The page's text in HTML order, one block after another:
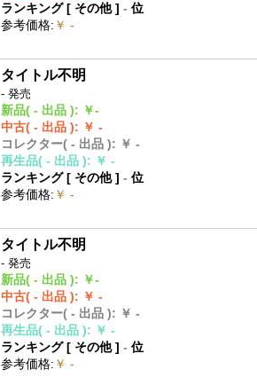
ランキング [ その他]- 位
参考価格: ￥ -
タイトル不明
- 発売
新品( - 出品 ): ￥-
中古( - 出品 ): ￥ -
コレクター( - 出品 ): ￥ -
再生品( - 出品 ): ￥ -
ランキング [ その他]- 位
参考価格: ￥ -
タイトル不明
- 発売
新品( - 出品 ): ￥-
中古( - 出品 ): ￥ -
コレクター( - 出品 ): ￥ -
再生品( - 出品 ): ￥ -
ランキング [ その他]- 位
参考価格: ￥ -